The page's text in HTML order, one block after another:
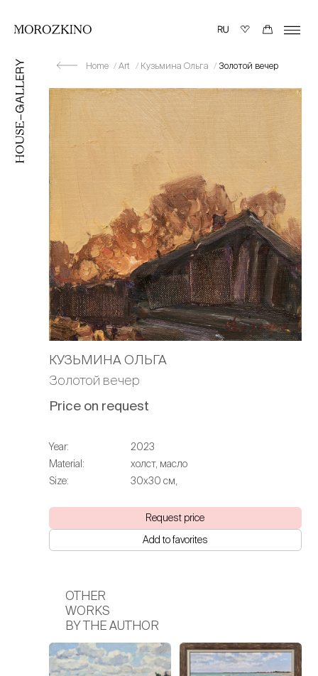
Home Art Кузьмина Ольга Золотой вечер
КУЗЬМИНА ОЛЬГА
Золотой вечер
Price on request
Year:
2023
Material:
холст, масло
Size:
30х30 см,
Request price
Add to favorites
OTHER
WORKS
BY THE AUTHOR